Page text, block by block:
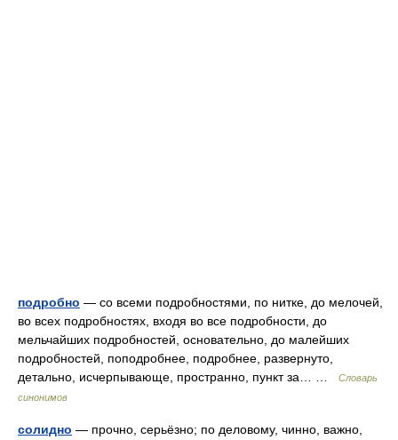
подробно — со всеми подробностями, по нитке, до мелочей,
во всех подробностях, входя во все подробности, до
мельчайших подробностей, основательно, до малейших
подробностей, поподробнее, подробнее, развернуто,
детально, исчерпывающе, пространно, пункт за… …
Словарь
синонимов
солидно — прочно, серьёзно; по деловому, чинно, важно,